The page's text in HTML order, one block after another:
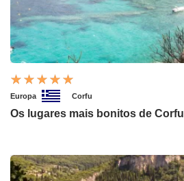
Europa Corfu
Os lugares mais bonitos de Corfu